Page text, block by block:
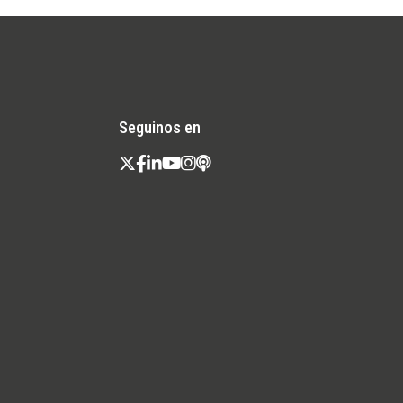
Seguinos en